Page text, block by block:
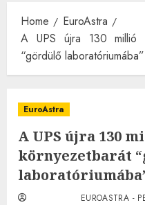
Home
EuroAstra
A UPS újra 130 millió
“gördülő laboratóriumába”
EuroAstra
A UPS újra 130
környezetbarát
EUROASTRA -